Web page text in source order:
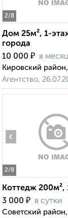
2/8
Дом 25м², 1-
города
10 000 ₽ в месяц
Кировский
Агентство,
2/8
‹
Коттедж 200м²,
3 000 ₽ в сутки
Советский